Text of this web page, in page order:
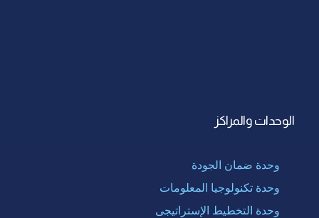
الوحدات والمراكز
وحدة ضمان الجودة
وحدة تكنولوجيا المعلومات
وحدة التخطيط الإستراتيجى